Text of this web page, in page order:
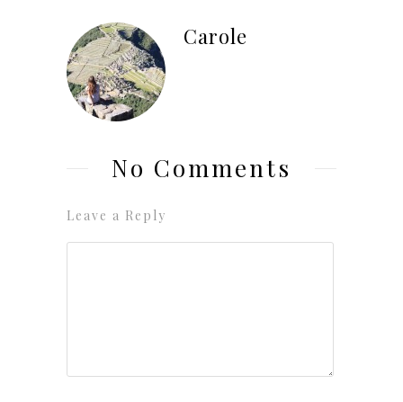
Carole
No Comments
Leave a Reply